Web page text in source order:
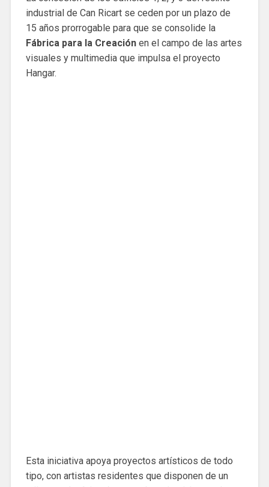
industrial de Can Ricart se ceden por un plazo de
15 años prorrogable para que se consolide la
Fábrica para la Creaciónen el campo de las artes
visuales y multimedia que impulsa el proyecto
Hangar.
Esta iniciativa apoya proyectos artísticos de todo
tipo, con artistas residentes que disponen de un